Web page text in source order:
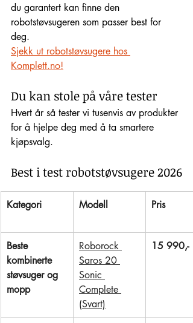
du garantert kan finne den
robotstøvsugeren som passer best for
deg.
Sjekk ut robotstøvsugere hos
Komplett.no!
Du kan stole på våre tester
Hvert år så tester vi tusenvis av produkter
for å hjelpe deg med å ta smartere
kjøpsvalg.
Best i test robotstøvsugere 2026
Kategori Modell Pris
Beste
kombinerte
støvsuger og
mopp
Roborock
Saros 20
Sonic
Complete
(Svart)
15 990,-